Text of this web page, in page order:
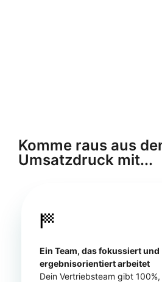
Komme raus aus
Umsatzdruck mit...
Ein Team, das fokussiert und
ergebnisorientiert arbeitet
Dein Vertriebsteam gibt